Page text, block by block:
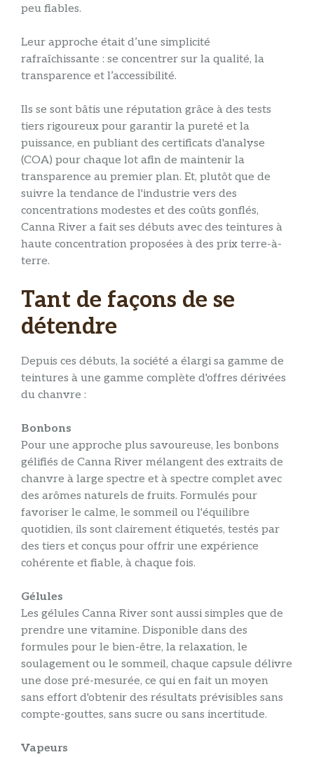
peu fiables.
Leur approche était d’une simplicité
rafraîchissante : se concentrer sur la qualité, la
transparence et l’accessibilité.
Ils se sont bâtis une réputation grâce à des tests
tiers rigoureux pour garantir la pureté et la
puissance, en publiant des certificats d'analyse
(COA) pour chaque lot afin de maintenir la
transparence au premier plan. Et, plutôt que de
suivre la tendance de l'industrie vers des
concentrations modestes et des coûts gonflés,
Canna River a fait ses débuts avec des teintures à
haute concentration proposées à des prix terre-à-
terre.
Tant de façons de se
détendre
Depuis ces débuts, la société a élargi sa gamme de
teintures à une gamme complète d'offres dérivées
du chanvre :
Bonbons
Pour une approche plus savoureuse, les bonbons
gélifiés de Canna River mélangent des extraits de
chanvre à large spectre et à spectre complet avec
des arômes naturels de fruits. Formulés pour
favoriser le calme, le sommeil ou l'équilibre
quotidien, ils sont clairement étiquetés, testés par
des tiers et conçus pour offrir une expérience
cohérente et fiable, à chaque fois.
Gélules
Les gélules Canna River sont aussi simples que de
prendre une vitamine. Disponible dans des
formules pour le bien-être, la relaxation, le
soulagement ou le sommeil, chaque capsule délivre
une dose pré-mesurée, ce qui en fait un moyen
sans effort d'obtenir des résultats prévisibles sans
compte-gouttes, sans sucre ou sans incertitude.
Vapeurs